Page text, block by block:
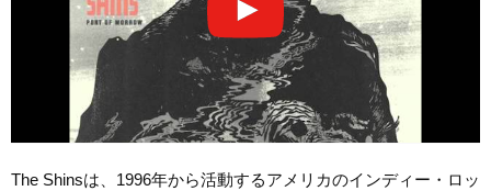
The Shinsは、1996年から活動するアメリカのインディー・ロッ